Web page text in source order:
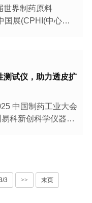
世界制药原料
国展(CPHI(中心盛
溶出系统，TD-
测试仪，助力透皮扩
中国制药工业大会
科新创科学仪器有
3 >> 末页